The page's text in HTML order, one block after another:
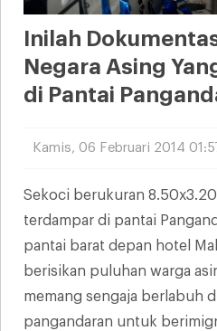
Inilah
Negara Asing
di Pantai
Kamis, 06 Februari 2014
Sekoci berukuran
terdampar di pantai
pantai barat depan hotel
berisikan puluhan warga
memang sengaja berlabuh
pangandaran untuk